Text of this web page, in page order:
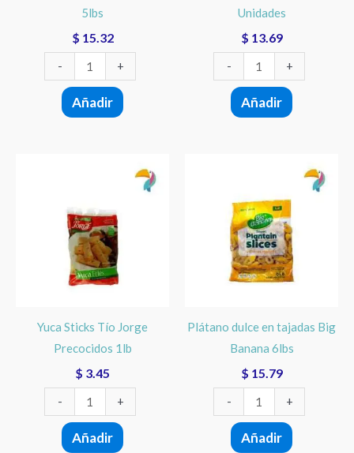
5lbs
$ 15.32
- +
Añadir
Unidades
$ 13.69
- +
Añadir
Yuca Sticks Tío Jorge
Precocidos 1lb
$ 3.45
-
Jorge
Precocidos
+
Añadir
Plátano dulce en tajadas Big
Banana 6lbs
$ 15.79
-
tajadas
Big
Banana
+
Añadir